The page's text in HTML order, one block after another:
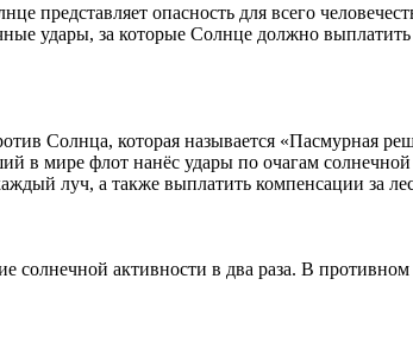
представляет опасность для всего
удары, за которые Солнце должно выплатить
Солнца, которая называется «Пасмурная
в мире флот нанёс удары по очагам
луч, а также выплатить компенсации за
активности в два раза. В